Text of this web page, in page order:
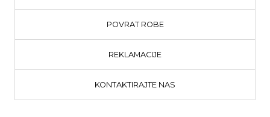
POVRAT ROBE
REKLAMACIJE
KONTAKTIRAJTE NAS